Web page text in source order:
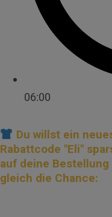
06:00
Du willst ein
Rabattcode "Eli"
auf deine
gleich die Chance: